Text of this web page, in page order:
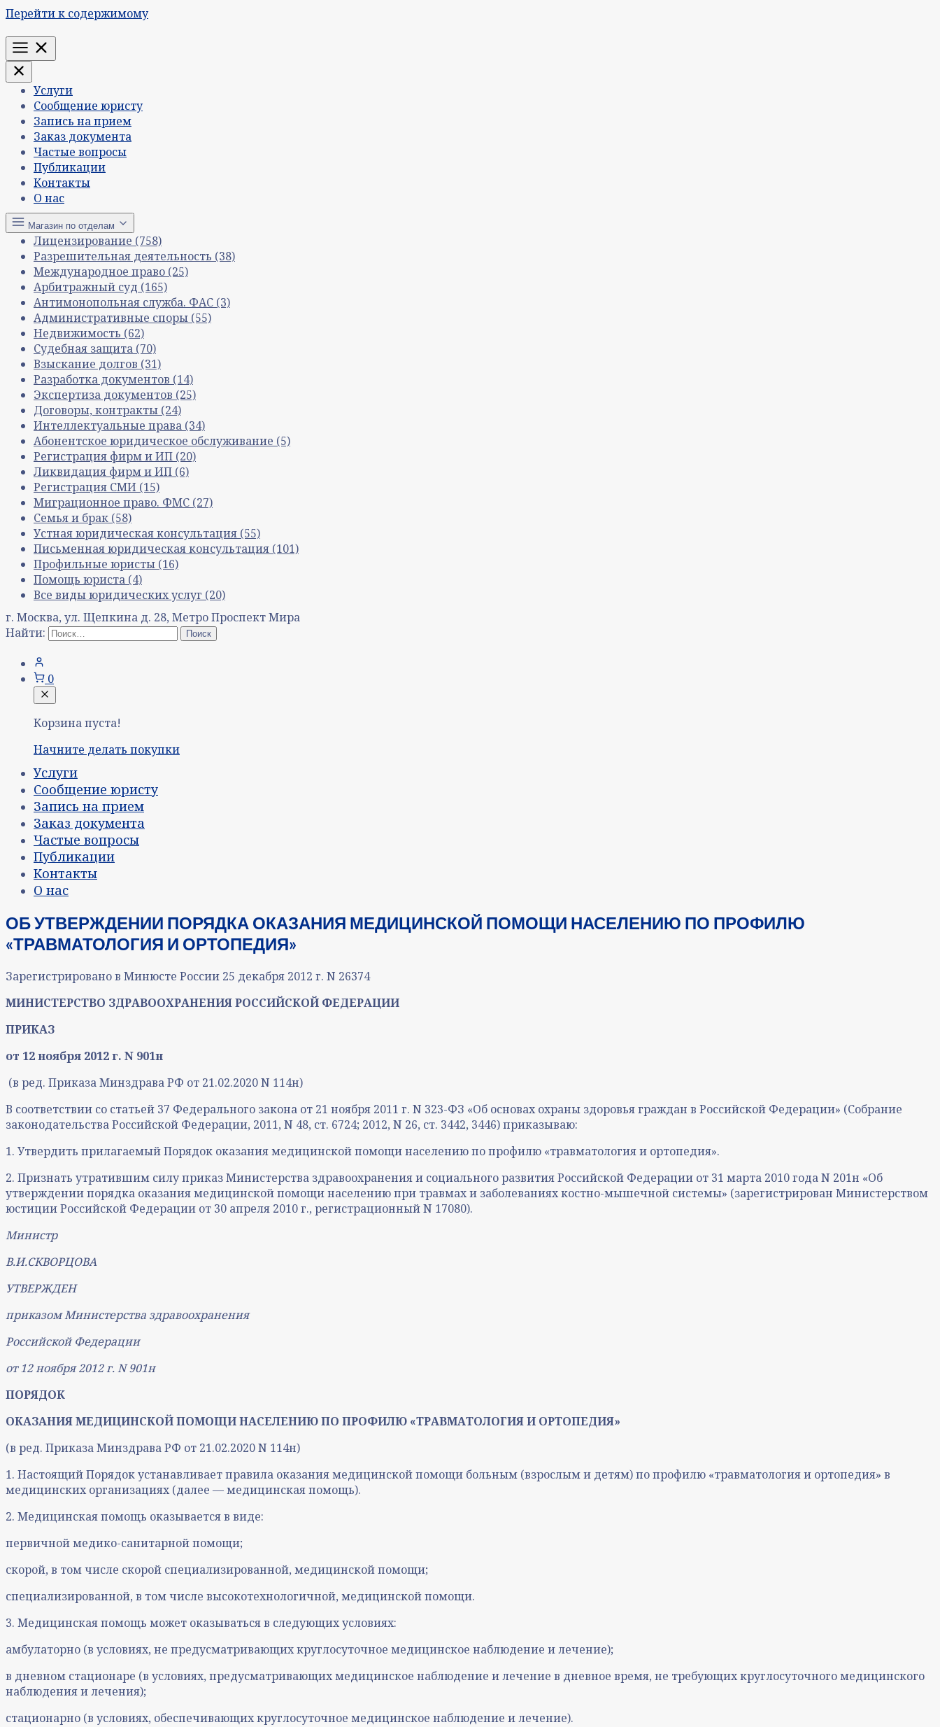
Перейти к содержимому
Меню
Услуги
Сообщение юристу
Запись на прием
Заказ документа
Частые вопросы
Публикации
Контакты
О нас
Магазин по отделам
Лицензирование (758)
Разрешительная деятельность (38)
Международное право (25)
Арбитражный суд (165)
Антимонопольная служба. ФАС (3)
Административные споры (55)
Недвижимость (62)
Судебная защита (70)
Взыскание долгов (31)
Разработка документов (14)
Экспертиза документов (25)
Договоры, контракты (24)
Интеллектуальные права (34)
Абонентское юридическое обслуживание (5)
Регистрация фирм и ИП (20)
Ликвидация фирм и ИП (6)
Регистрация СМИ (15)
Миграционное право. ФМС (27)
Семья и брак (58)
Устная юридическая консультация (55)
Письменная юридическая консультация (101)
Профильные юристы (16)
Помощь юриста (4)
Все виды юридических услуг (20)
г. Москва, ул. Щепкина д. 28, Метро Проспект Мира
Найти:
0
Корзина пуста!
Начните делать покупки
Услуги
Сообщение юристу
Запись на прием
Заказ документа
Частые вопросы
Публикации
Контакты
О нас
ОБ УТВЕРЖДЕНИИ ПОРЯДКА ОКАЗАНИЯ МЕДИЦИНСКОЙ ПОМОЩИ НАСЕЛЕНИЮ ПО ПРОФИЛЮ
«ТРАВМАТОЛОГИЯ И ОРТОПЕДИЯ»
Зарегистрировано в Минюсте России 25 декабря 2012 г. N 26374
МИНИСТЕРСТВО ЗДРАВООХРАНЕНИЯ РОССИЙСКОЙ ФЕДЕРАЦИИ
ПРИКАЗ
от 12 ноября 2012 г. N 901н
(в ред. Приказа Минздрава РФ от 21.02.2020 N 114н)
В соответствии со статьей 37 Федерального закона от 21 ноября 2011 г. N 323-ФЗ «Об основах охраны здоровья граждан в Российской Федерации» (Собрание
законодательства Российской Федерации, 2011, N 48, ст. 6724; 2012, N 26, ст. 3442, 3446) приказываю:
1. Утвердить прилагаемый Порядок оказания медицинской помощи населению по профилю «травматология и ортопедия».
2. Признать утратившим силу приказ Министерства здравоохранения и социального развития Российской Федерации от 31 марта 2010 года N 201н «Об
утверждении порядка оказания медицинской помощи населению при травмах и заболеваниях костно-мышечной системы» (зарегистрирован Министерством
юстиции Российской Федерации от 30 апреля 2010 г., регистрационный N 17080).
Министр
В.И.СКВОРЦОВА
УТВЕРЖДЕН
приказом Министерства здравоохранения
Российской Федерации
от 12 ноября 2012 г. N 901н
ПОРЯДОК
ОКАЗАНИЯ МЕДИЦИНСКОЙ ПОМОЩИ НАСЕЛЕНИЮ ПО ПРОФИЛЮ «ТРАВМАТОЛОГИЯ И ОРТОПЕДИЯ»
(в ред. Приказа Минздрава РФ от 21.02.2020 N 114н)
1. Настоящий Порядок устанавливает правила оказания медицинской помощи больным (взрослым и детям) по профилю «травматология и ортопедия» в
медицинских организациях (далее — медицинская помощь).
2. Медицинская помощь оказывается в виде:
первичной медико-санитарной помощи;
скорой, в том числе скорой специализированной, медицинской помощи;
специализированной, в том числе высокотехнологичной, медицинской помощи.
3. Медицинская помощь может оказываться в следующих условиях:
амбулаторно (в условиях, не предусматривающих круглосуточное медицинское наблюдение и лечение);
в дневном стационаре (в условиях, предусматривающих медицинское наблюдение и лечение в дневное время, не требующих круглосуточного медицинского
наблюдения и лечения);
стационарно (в условиях, обеспечивающих круглосуточное медицинское наблюдение и лечение).